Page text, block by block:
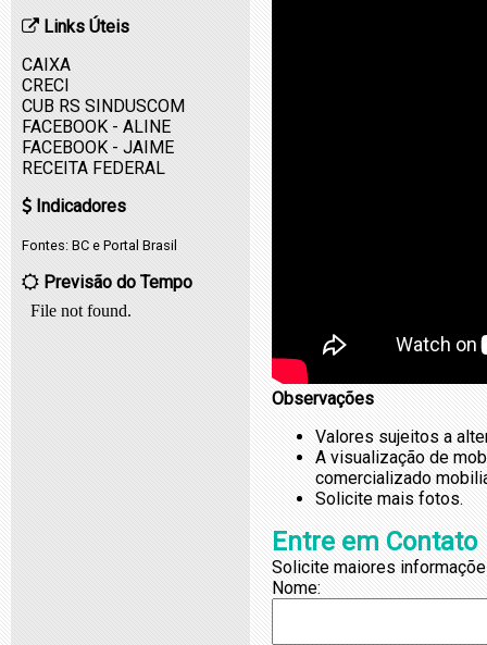
Links Úteis
CAIXA
CRECI
CUB RS SINDUSCOM
FACEBOOK - ALINE
FACEBOOK - JAIME
RECEITA FEDERAL
Indicadores
Fontes: BC e Portal Brasil
Previsão do Tempo
Observações
Valores sujeitos a
A visualização de
comercializado
Solicite mais fotos.
Entre em Contato
Solicite maiores
Nome: